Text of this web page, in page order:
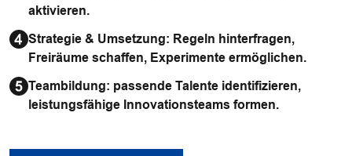
aktivieren.
Strategie & Umsetzung: Regeln hinterfragen,
Freiräume schaffen, Experimente ermöglichen.
Teambildung: passende Talente identifizieren,
leistungsfähige Innovationsteams formen.